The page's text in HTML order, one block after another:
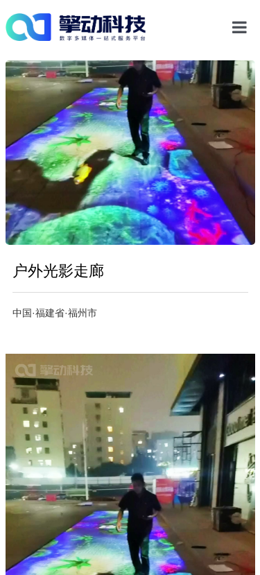
首页
光影物
多媒体
数字内容
案例中心
户外光影走廊
中国·福建省·福州市